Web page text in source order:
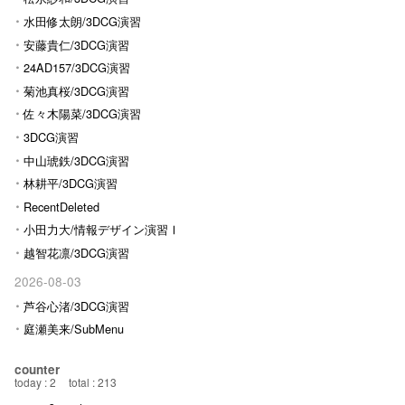
水田修太朗/3DCG演習
安藤貴仁/3DCG演習
24AD157/3DCG演習
菊池真桜/3DCG演習
佐々木陽菜/3DCG演習
3DCG演習
中山琥鉄/3DCG演習
林耕平/3DCG演習
RecentDeleted
小田力大/情報デザイン演習Ⅰ
越智花凛/3DCG演習
2026-08-03
芦谷心渚/3DCG演習
庭瀬美来/SubMenu
counter
today : 2
total : 213